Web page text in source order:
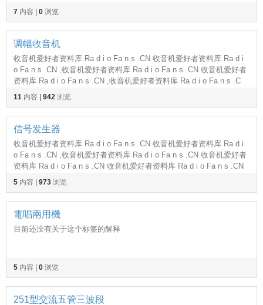
7 内容 0 浏览
调幅收音机
收音机爱好者资料库 Ra d i o Fa n s .CN 收音机爱好者资料库 Ra d i
o Fa n s .CN ,收音机爱好者资料库 Ra d i o Fa n s .CN 收音机爱好者
资料库 Ra d i o Fa n s .CN ,收音机爱好者资料库 Ra d i o Fa n s .C
11 内容 942 浏览
信号发生器
收音机爱好者资料库 Ra d i o Fa n s .CN 收音机爱好者资料库 Ra d i
o Fa n s .CN ,收音机爱好者资料库 Ra d i o Fa n s .CN 收音机爱好者
资料库 Ra d i o Fa n s .CN 收音机爱好者资料库 Ra d i o Fa n s .CN
5 内容 973 浏览
電唱兩用機
目前还没有关于这个标签的解释
5 内容 0 浏览
251型交流五管三波段